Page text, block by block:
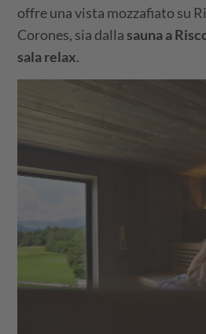
offre una vista mozzafiato su
Corones, sia dallasauna a
sala relax.